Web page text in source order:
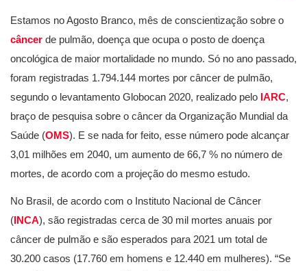
Estamos no Agosto Branco, mês de conscientização sobre o
câncer de pulmão, doença que ocupa o posto de doença
oncológica de maior mortalidade no mundo. Só no ano passado,
foram registradas 1.794.144 mortes por câncer de pulmão,
segundo o levantamento Globocan 2020, realizado pelo IARC,
braço de pesquisa sobre o câncer da Organização Mundial da
Saúde (OMS). E se nada for feito, esse número pode alcançar
3,01 milhões em 2040, um aumento de 66,7 % no número de
mortes, de acordo com a projeção do mesmo estudo.
No Brasil, de acordo com o Instituto Nacional de Câncer
(INCA), são registradas cerca de 30 mil mortes anuais por
câncer de pulmão e são esperados para 2021 um total de
30.200 casos (17.760 em homens e 12.440 em mulheres). “Se